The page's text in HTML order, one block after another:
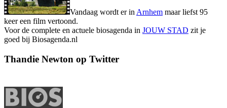
Vandaag wordt er inArnhem maar liefst 95
keer een film vertoond.
Voor de complete en actuele biosagenda in JOUW STAD zit je
goed bij Biosagenda.nl
Thandie Newton op Twitter